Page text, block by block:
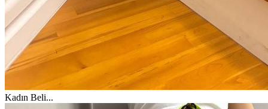
Kadın Beli...